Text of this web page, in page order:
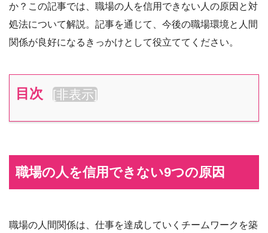
か？この記事では、職場の人を信用できない人の原因と対
処法について解説。記事を通じて、今後の職場環境と人間
関係が良好になるきっかけとして役立ててください。
目次 [非表示]
職場の人を信用できない9つの原因
職場の人間関係は、仕事を達成していくチームワークを築